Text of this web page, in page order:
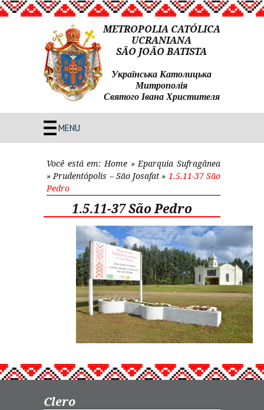
METROPOLIA CATÓLICA
UCRANIANA
SÃO JOÃO BATISTA
Українська Католицька
Митрополія
Святого Івана Христителя
MENU
Você está em: Home » Eparquia Sufragânea
» Prudentópolis – São Josafat » 1.5.11-37 São
Pedro
1.5.11-37 São Pedro
Clero